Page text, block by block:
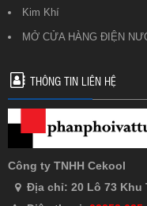
Kim Khí
MỞ CỬA HÀNG ĐIỆN
THÔNG TIN LIÊN HỆ
Công ty TNHH Cekool
Địa chỉ: 20 Lô 73 Khu